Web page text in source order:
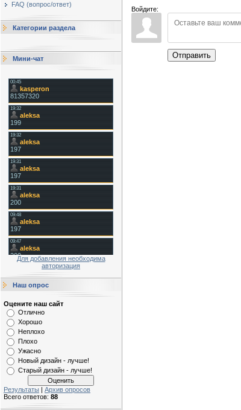
FAQ (вопрос/ответ)
Категории раздела
Мини-чат
Для добавления необходима
авторизация
Наш опрос
Оцените наш сайт
Отлично
Хорошо
Неплохо
Плохо
Ужасно
Новый дизайн - лучше!
Старый дизайн - лучше!
Результаты | Архив опросов
Всего ответов: 88
Войдите:
Отправить